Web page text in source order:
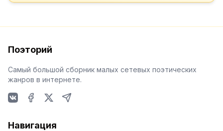
Поэторий
Самый большой сборник малых сетевых поэтических
жанров в интернете.
Навигация